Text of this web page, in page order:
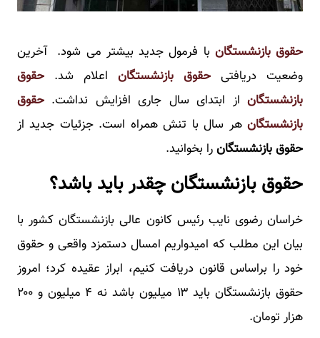
حقوق بازنشستگان با فرمول جدید بیشتر می شود. آخرین
وضعیت دریافتی حقوق بازنشستگان اعلام شد. حقوق
بازنشستگان از ابتدای سال جاری افزایش نداشت. حقوق
بازنشستگان هر سال با تنش همراه است. جزئیات جدید از
حقوق بازنشستگانرا بخوانید.
حقوق بازنشستگان چقدر باید باشد؟
خراسان رضوی نایب رئیس کانون عالی بازنشستگان کشور با
بیان این مطلب که امیدواریم امسال دستمزد واقعی و حقوق
خود را براساس قانون دریافت کنیم، ابراز عقیده کرد؛ امروز
حقوق بازنشستگان باید ۱۳ میلیون باشد نه ۴ میلیون و ۲۰۰
هزار تومان.